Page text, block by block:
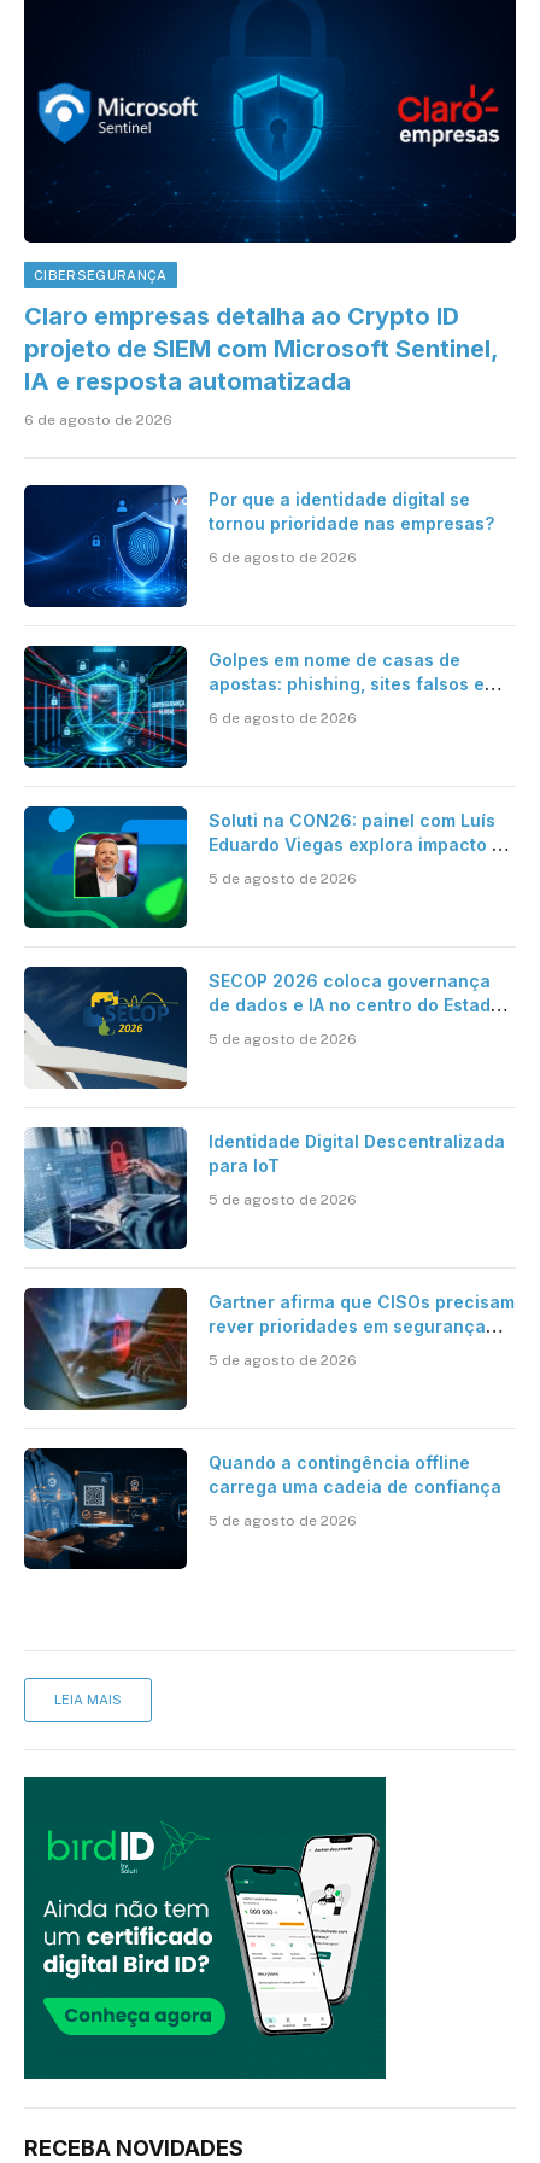
CIBERSEGURANÇA
Claro empresas detalha ao Crypto ID
projeto de SIEM com Microsoft Sentinel,
IA e resposta automatizada
6 de agosto de 2026
Por que a identidade digital se
tornou prioridade nas empresas?
6 de agosto de 2026
Golpes em nome de casas de
apostas: phishing, sites falsos e
6 de agosto de 2026
Soluti na CON26: painel com Luís
Eduardo Viegas explora impacto de
Contabilidade
5 de agosto de 2026
SECOP 2026 coloca governança
de dados e IA no centro do Estado
5 de agosto de 2026
Identidade Digital Descentralizada
para IoT
5 de agosto de 2026
Gartner afirma que CISOs precisam
rever prioridades em segurança
desafios impostos pela Inteligência
5 de agosto de 2026
Quando a contingência offline
carrega uma cadeia de confiança
5 de agosto de 2026
LEIA MAIS
RECEBA NOVIDADES